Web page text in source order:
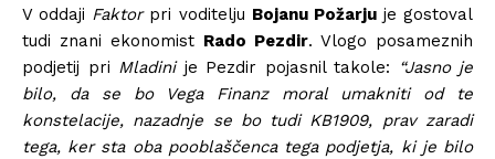
V oddaji Faktorpri voditelju Bojanu Požarjuje gostoval
tudi znani ekonomist Rado Pezdir. Vlogo posameznih
podjetij pri Mladinije Pezdir pojasnil takole:
“Jasno je
bilo, da se bo Vega Finanz moral umakniti od te
konstelacije, nazadnje se bo tudi KB1909, prav zaradi
tega, ker sta oba pooblaščenca tega podjetja, ki je bilo